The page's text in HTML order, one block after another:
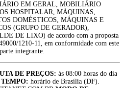
EM GERAL, MOBILIÁRIO
HOSPITALAR, MÁQUINAS,
DOMÉSTICOS, MÁQUINAS E
(GRUPO DE GERADOR),
DE LIXO) de acordo com a proposta
1210-11, em conformidade com este
integrante.
DE PREÇOS: às 08:00 horas do dia
horário de Brasília (DF).